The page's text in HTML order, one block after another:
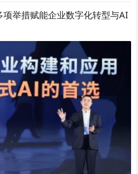
项举措赋能企业数字化转型与AI